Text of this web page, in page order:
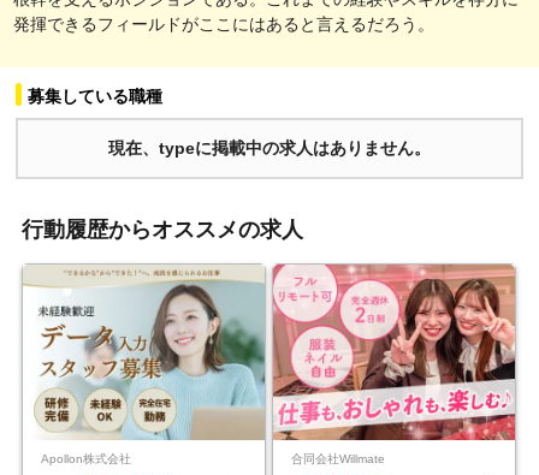
発揮できるフィールドがここにはあると言えるだろう。
募集している職種
現在、typeに掲載中の求人はありません。
行動履歴からオススメの求人
Apollon株式会社 合同会社Willmate